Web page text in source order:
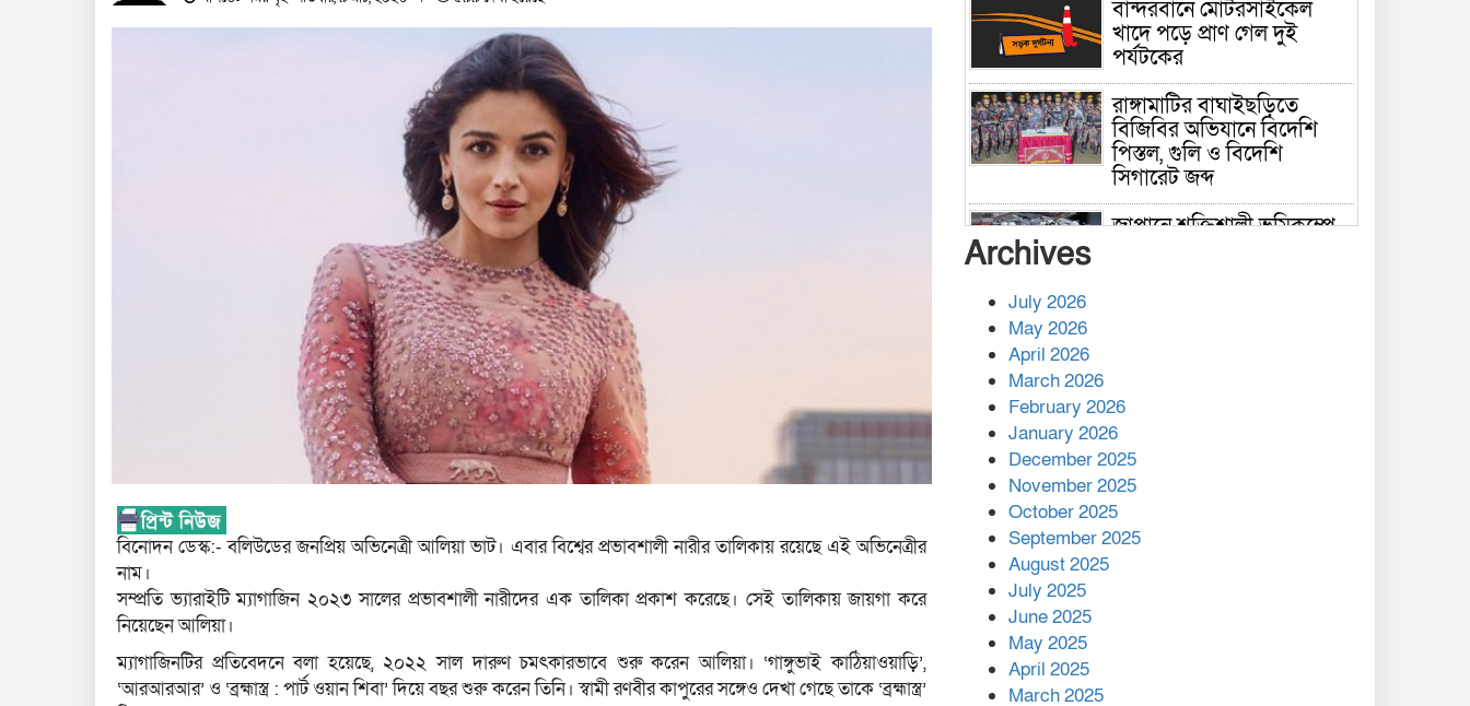
বিনোদন ডেস্ক:- বলিউডের জনপ্রিয় অভিনেত্রী আলিয়া ভাট। এবার বিশ্বের প্রভাবশালী নারীর তালিকায় রয়েছে এই অভিনেত্রীর
নাম।
সম্প্রতি ভ্যারাইটি ম্যাগাজিন ২০২৩ সালের প্রভাবশালী নারীদের এক তালিকা প্রকাশ করেছে। সেই তালিকায় জায়গা করে
নিয়েছেন আলিয়া।
ম্যাগাজিনটির প্রতিবেদনে বলা হয়েছে, ২০২২ সাল দারুণ চমৎকারভাবে শুরু করেন আলিয়া। ‘গাঙ্গুভাই কাঠিয়াওয়াড়ি’,
‘আরআরআর’ ও ‘ব্রহ্মাস্ত্র : পার্ট ওয়ান শিবা’ দিয়ে বছর শুরু করেন তিনি। স্বামী রণবীর কাপুরের সঙ্গেও দেখা গেছে তাকে ‘ব্রহ্মাস্ত্র’
বান্দরবানে মোটরসাইকেল
খাদে পড়ে প্রাণ গেল দুই
পর্যটকের
রাঙ্গামাটির বাঘাইছড়িতে
বিজিবির অভিযানে বিদেশি
পিস্তল, গুলি ও বিদেশি
সিগারেট জব্দ
জাপানে শক্তিশালী ভূমিকম্পে
কাপ্তাই প্রেস ক্লাবের সভাপতি
মাহফুজ, সম্পাদক রিপন মারমা
নির্বাচিত
মালয়েশিয়ার প্রধানমন্ত্রীকে চিঠি
দেয়ার পর ফোন তারেক
রহমানের,গ্যাস সঙ্কট
মোকাবিলায় সহায়তার আশ্বাস
Archives
July 2026
May 2026
April 2026
March 2026
February 2026
January 2026
December 2025
November 2025
October 2025
September 2025
August 2025
July 2025
June 2025
May 2025
April 2025
March 2025